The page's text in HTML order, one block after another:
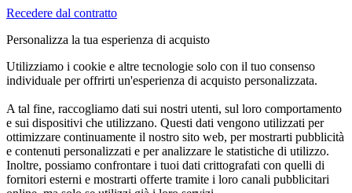
Recedere dal contratto
Personalizza la tua esperienza di acquisto
Utilizziamo i cookie e altre tecnologie solo con il tuo consenso
individuale per offrirti un'esperienza di acquisto personalizzata.
A tal fine, raccogliamo dati sui nostri utenti, sul loro comportamento
e sui dispositivi che utilizzano. Questi dati vengono utilizzati per
ottimizzare continuamente il nostro sito web, per mostrarti pubblicità
e contenuti personalizzati e per analizzare le statistiche di utilizzo.
Inoltre, possiamo confrontare i tuoi dati crittografati con quelli di
fornitori esterni e mostrarti offerte tramite i loro canali pubblicitari